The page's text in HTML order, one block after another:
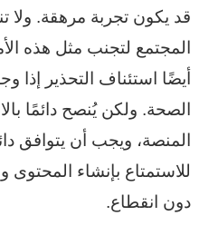
قد يكون تجربة مرهقة. ولا
المجتمع لتجنب مثل هذه
أيضًا استئناف التحذير
الصحة. ولكن يُنصح دائمًا
المنصة، ويجب أن يتوافق
دون انقطاع.